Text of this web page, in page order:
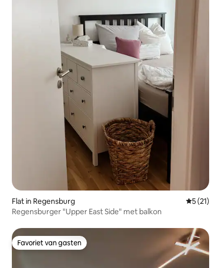
Flat in Regensburg
5 (21)
Regensburger "Upper East Side" met balkon
Favoriet van gasten
Favoriet van gasten